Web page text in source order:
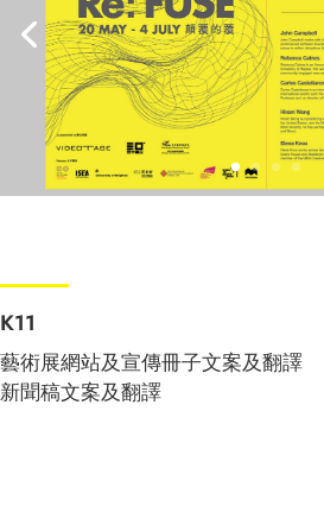
K11
藝術展網站及宣傳冊子文案及翻譯
新聞稿文案及翻譯